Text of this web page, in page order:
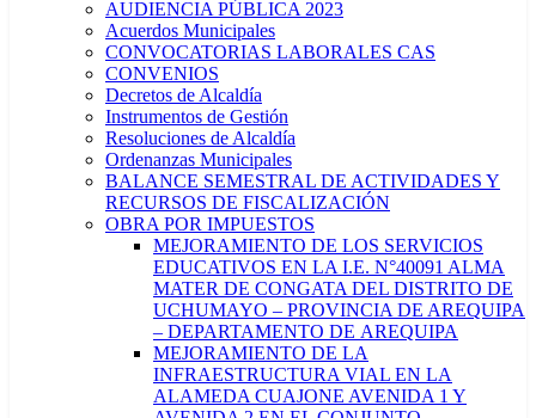
AUDIENCIA PÚBLICA 2023
Acuerdos Municipales
CONVOCATORIAS LABORALES CAS
CONVENIOS
Decretos de Alcaldía
Instrumentos de Gestión
Resoluciones de Alcaldía
Ordenanzas Municipales
BALANCE SEMESTRAL DE ACTIVIDADES Y
RECURSOS DE FISCALIZACIÓN
OBRA POR IMPUESTOS
MEJORAMIENTO DE LOS SERVICIOS
EDUCATIVOS EN LA I.E. N°40091 ALMA
MATER DE CONGATA DEL DISTRITO DE
UCHUMAYO – PROVINCIA DE AREQUIPA
– DEPARTAMENTO DE AREQUIPA
MEJORAMIENTO DE LA
INFRAESTRUCTURA VIAL EN LA
ALAMEDA CUAJONE AVENIDA 1 Y